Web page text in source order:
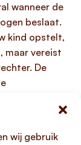
wij gebruik
wanneer de
beslaat.
kind opstelt,
maar vereist
De
de officiële